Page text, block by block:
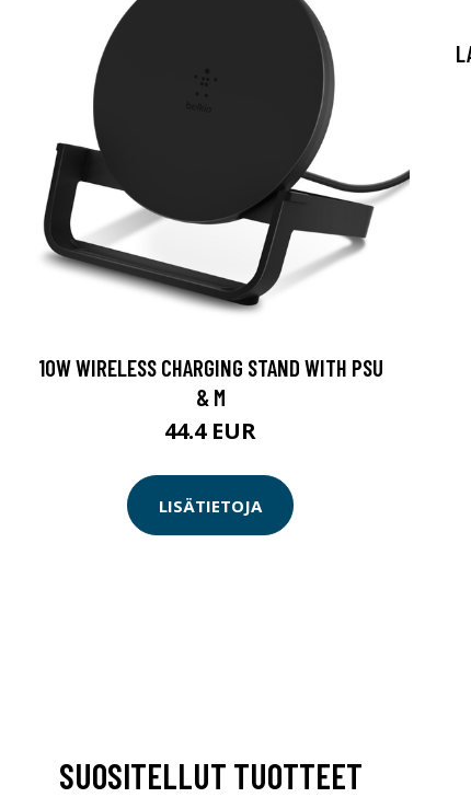
10W WIRELESS CHARGING STAND WITH PSU
& M
44.4 EUR
LISÄTIETOJA
SUOSITELLUT TUOTTEET